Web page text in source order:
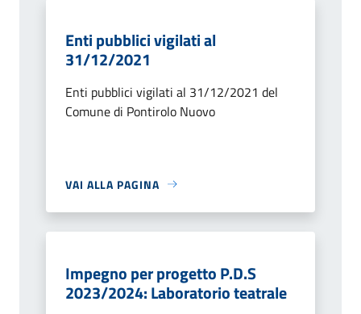
Enti pubblici vigilati al
31/12/2021
Enti pubblici vigilati al 31/12/2021 del
Comune di Pontirolo Nuovo
VAI ALLA PAGINA
Impegno per progetto P.D.S
2023/2024: Laboratorio teatrale